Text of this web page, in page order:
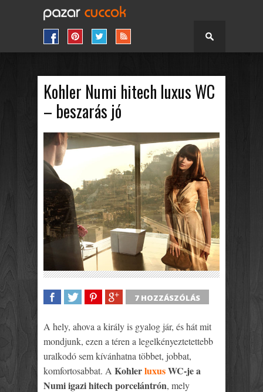
Kohler Numi hitech luxus WC
– beszarás jó
7 HOZZÁSZÓLÁS
A hely, ahova a király is gyalog jár, és hát mit
mondjunk, ezen a téren a legelkényeztetettebb
uralkodó sem kívánhatna többet, jobbat,
komfortosabbat. A KohlerluxusWC-je a
Numi igazi hitech porcelántrón, mely